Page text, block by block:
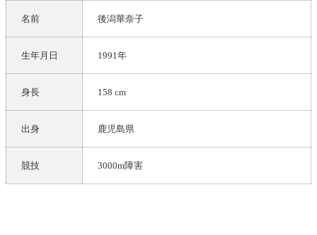
名前 後潟華奈子
生年月日 1991年
身長 158 cm
出身 鹿児島県
競技 3000m障害